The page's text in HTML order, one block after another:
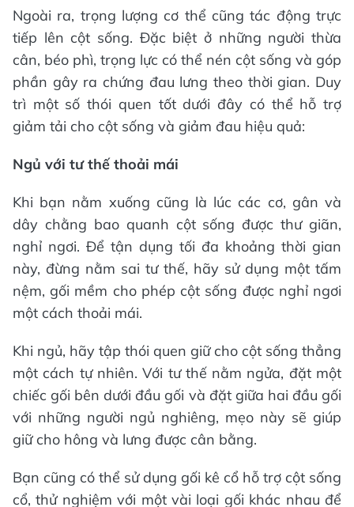
Ngoài ra, trọng lượng cơ thể cũng tác động trực
tiếp lên cột sống. Đặc biệt ở những người thừa
cân, béo phì, trọng lực có thể nén cột sống và góp
phần gây ra chứng đau lưng theo thời gian. Duy
trì một số thói quen tốt dưới đây có thể hỗ trợ
giảm tải cho cột sống và giảm đau hiệu quả:
Ngủ với tư thế thoải mái
Khi bạn nằm xuống cũng là lúc các cơ, gân và
dây chằng bao quanh cột sống được thư giãn,
nghỉ ngơi. Để tận dụng tối đa khoảng thời gian
này, đừng nằm sai tư thế, hãy sử dụng một tấm
nệm, gối mềm cho phép cột sống được nghỉ ngơi
một cách thoải mái.
Khi ngủ, hãy tập thói quen giữ cho cột sống thẳng
một cách tự nhiên. Với tư thế nằm ngửa, đặt một
chiếc gối bên dưới đầu gối và đặt giữa hai đầu gối
với những người ngủ nghiêng, mẹo này sẽ giúp
giữ cho hông và lưng được cân bằng.
Bạn cũng có thể sử dụng gối kê cổ hỗ trợ cột sống
cổ, thử nghiệm với một vài loại gối khác nhau để